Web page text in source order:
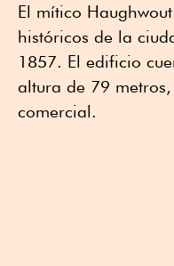
El mítico
históricos de la
1857. El edificio
altura de 79
comercial.